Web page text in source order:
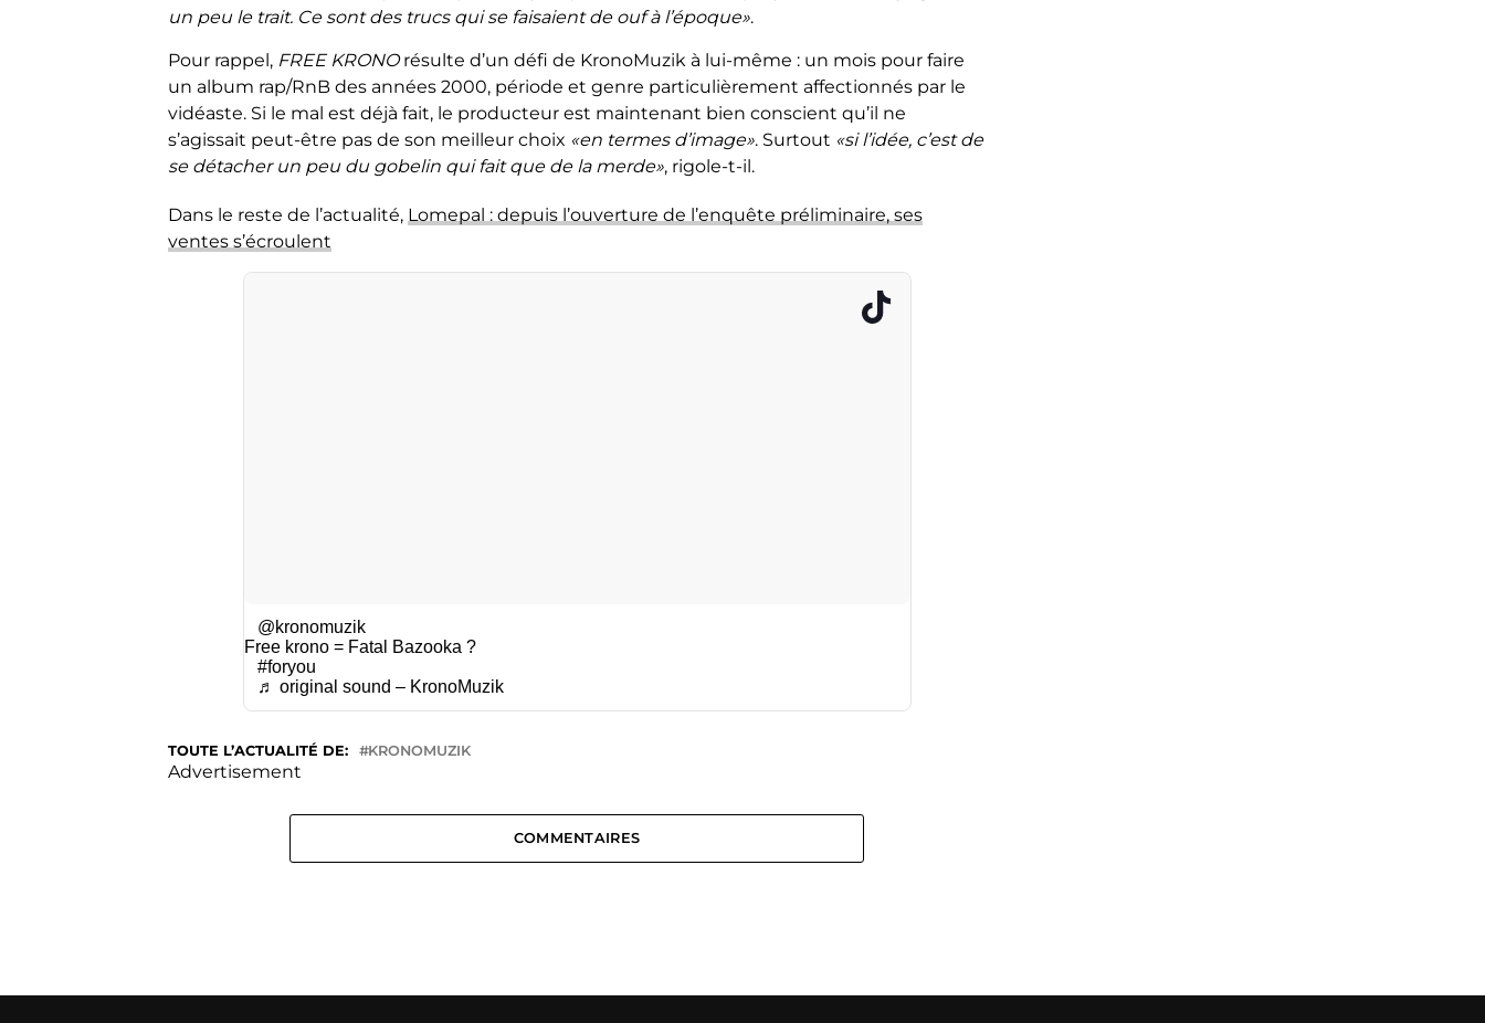
un peu le trait. Ce sont des trucs qui se faisaient de ouf à l’époque».
Pour rappel, FREE KRONOrésulte d’un défi de KronoMuzik à lui-même : un mois pour faire
un album rap/RnB des années 2000, période et genre particulièrement affectionnés par le
vidéaste. Si le mal est déjà fait, le producteur est maintenant bien conscient qu’il ne
s’agissait peut-être pas de son meilleur choix «en termes d’image». Surtout «si l’idée, c’est de
se détacher un peu du gobelin qui fait que de la merde», rigole-t-il.
Dans le reste de l’actualité, Lomepal : depuis l’ouverture de l’enquête préliminaire, ses
ventes s’écroulent
@kronomuzik
Free krono = Fatal Bazooka ?
#foryou
♬ original sound – KronoMuzik
TOUTE L’ACTUALITÉ DE: KRONOMUZIK
Advertisement
COMMENTAIRES